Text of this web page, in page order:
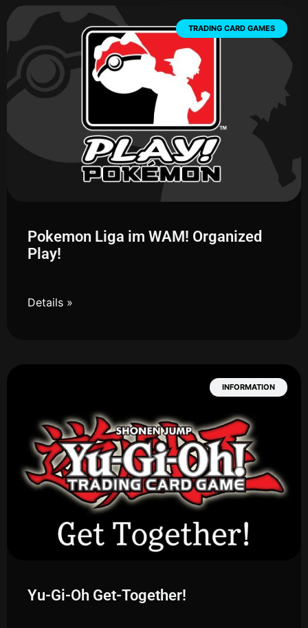
Pokemon Liga im WAM! Organized
Play!
Details »
TRADING CARD GAMES
Yu-Gi-Oh Get-Together!
INFORMATION